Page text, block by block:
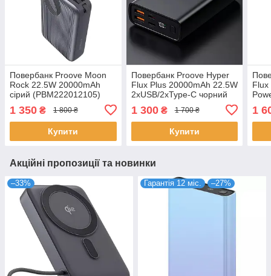
Повербанк Proove Moon
Rock 22.5W 20000mAh
сірий (PBM222012105)
1 350 ₴ 1 800 ₴
Купити
Повербанк Proove Hyper
Flux Plus 20000mAh 22.5W
2xUSB/2xType-C чорний
1 300₴ 1 700 ₴
Купити
Flux
1
Акційні пропозиції та новинки
–33% Гарантія 12 міс. –27%